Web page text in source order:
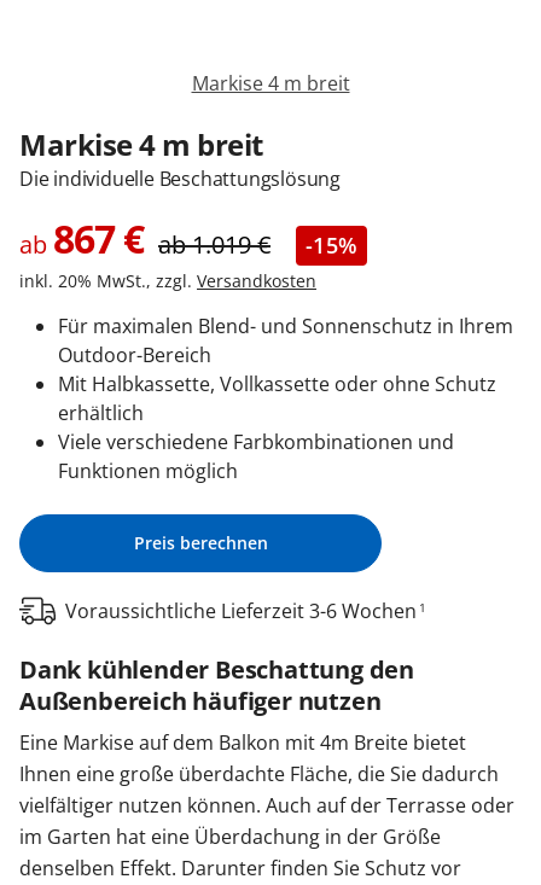
Anmelden / Registrieren
Markise 4 m breit
Markise 4 m breit
Die individuelle Beschattungslösung
ab 867€ ab1.019€ -15%
inkl. 20% MwSt., zzgl. Versandkosten
Für maximalen Blend- und Sonnenschutz in Ihrem
Outdoor-Bereich
Mit Halbkassette, Vollkassette oder ohne Schutz
erhältlich
Viele verschiedene Farbkombinationen und
Funktionen möglich
Preis berechnen
Voraussichtliche Lieferzeit 3-6 Wochen 1
Dank kühlender Beschattung den
Außenbereich häufiger nutzen
Eine Markise auf dem Balkon mit 4m Breite bietet
Ihnen eine große überdachte Fläche, die Sie dadurch
vielfältiger nutzen können. Auch auf der Terrasse oder
im Garten hat eine Überdachung in der Größe
denselben Effekt. Darunter finden Sie Schutz vor